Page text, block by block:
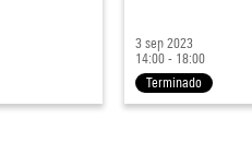
3 sep 2023
14:00 - 18:00
Terminado